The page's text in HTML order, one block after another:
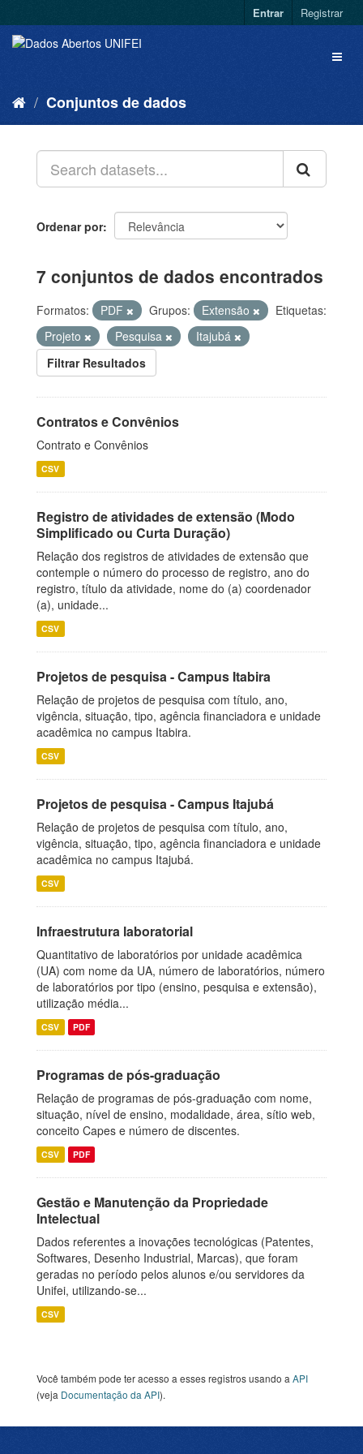
Entrar Registrar
Conjuntos de dados
Ordenar por
7 conjuntos de dados encontrados
Formatos: PDF Grupos: Extensão
Etiquetas:
Projeto
Pesquisa
Itajubá
Filtrar Resultados
Contratos e Convênios
Contrato e Convênios
CSV
Registro de atividades de extensão (Modo
Simplificado ou Curta Duração)
Relação dos registros de atividades de extensão que
contemple o número do processo de registro, ano do
registro, título da atividade, nome do (a) coordenador
(a), unidade...
CSV
Projetos de pesquisa - Campus Itabira
Relação de projetos de pesquisa com título, ano,
vigência, situação, tipo, agência financiadora e unidade
acadêmica no campus Itabira.
CSV
Projetos de pesquisa - Campus Itajubá
Relação de projetos de pesquisa com título, ano,
vigência, situação, tipo, agência financiadora e unidade
acadêmica no campus Itajubá.
CSV
Infraestrutura laboratorial
Quantitativo de laboratórios por unidade acadêmica
(UA) com nome da UA, número de laboratórios, número
de laboratórios por tipo (ensino, pesquisa e extensão),
utilização média...
CSV PDF
Programas de pós-graduação
Relação de programas de pós-graduação com nome,
situação, nível de ensino, modalidade, área, sítio web,
conceito Capes e número de discentes.
CSV PDF
Gestão e Manutenção da Propriedade
Intelectual
Dados referentes a inovações tecnológicas (Patentes,
Softwares, Desenho Industrial, Marcas), que foram
geradas no período pelos alunos e/ou servidores da
Unifei, utilizando-se...
CSV
Você também pode ter acesso a esses registros usando a API
(veja Documentação da API).